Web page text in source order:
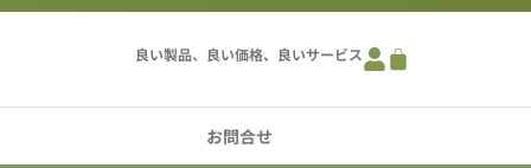
良い製品、良い価格、良いサービス
お問合せ